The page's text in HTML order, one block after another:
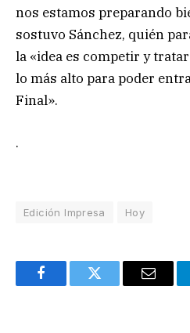
nos estamos preparando
sostuvo Sánchez, quién
la «idea es competir y
lo más alto para poder
Final».
.
Edición Impresa Hoy
FacebookTwitter Email